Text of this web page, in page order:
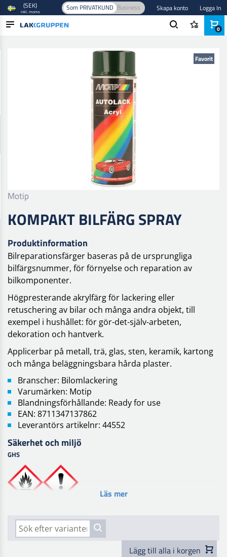
(SEK)
inkl. moms Som PRIVATKUND Business Skapa konto Logga In
Favorit
Motip
KOMPAKT BILFÄRG SPRAY
Produktinformation
Bilreparationsfärger baseras på de ursprungliga
bilfärgsnummer, för förnyelse och reparation av
bilkomponenter.
Högpresterande akrylfärg för lackering eller
retuschering av bilar och många andra objekt, till
exempel i hushållet: för gör-det-själv-arbeten,
dekoration och hantverk.
Applicerbar på metall, trä, glas, sten, keramik, kartong
och många beläggningsbara hårda plaster.
Branscher: Bilomlackering
Varumärken: Motip
Blandningsförhållande: Ready for use
EAN: 8711347137862
Leverantörs artikelnr: 44552
Säkerhet och miljö
GHS
Läs mer
Lägg till alla i korgen
0